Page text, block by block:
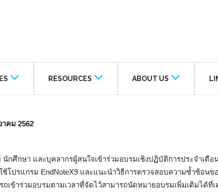
RESOURCES ABOUT US
คม 2562
กษา และบุคลากรผู้สนใจเข้าร่วมอบรมเชิงปฏิบัติการประจำเดื
ช้โปรแกรม EndNoteX9 และแนะนำวิธีการตรวจสอบความซ้ำซ้อน
ถเข้าร่วมอบรมตามเวลาที่จัดไว้สามารถนัดหมายอบรมเพิ่มเติมไ